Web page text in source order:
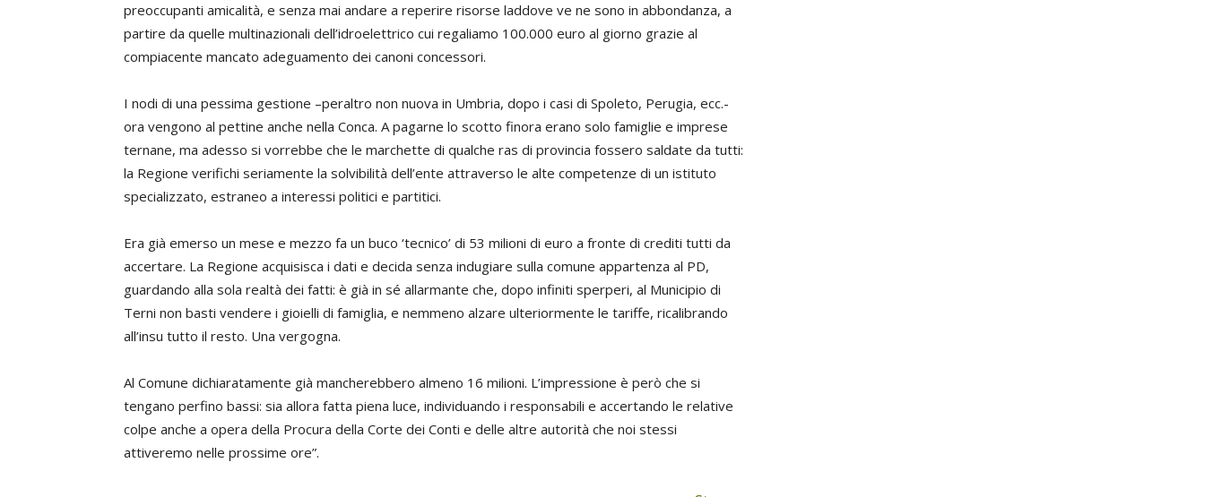
preoccupanti amicalità, e senza mai andare a reperire risorse laddove ve ne sono in abbondanza, a
partire da quelle multinazionali dell’idroelettrico cui regaliamo 100.000 euro al giorno grazie al
compiacente mancato adeguamento dei canoni concessori.
I nodi di una pessima gestione –peraltro non nuova in Umbria, dopo i casi di Spoleto, Perugia, ecc.-
ora vengono al pettine anche nella Conca. A pagarne lo scotto finora erano solo famiglie e imprese
ternane, ma adesso si vorrebbe che le marchette di qualche ras di provincia fossero saldate da tutti:
la Regione verifichi seriamente la solvibilità dell’ente attraverso le alte competenze di un istituto
specializzato, estraneo a interessi politici e partitici.
Era già emerso un mese e mezzo fa un buco ‘tecnico’ di 53 milioni di euro a fronte di crediti tutti da
accertare. La Regione acquisisca i dati e decida senza indugiare sulla comune appartenza al PD,
guardando alla sola realtà dei fatti: è già in sé allarmante che, dopo infiniti sperperi, al Municipio di
Terni non basti vendere i gioielli di famiglia, e nemmeno alzare ulteriormente le tariffe, ricalibrando
all’insu tutto il resto. Una vergogna.
Al Comune dichiaratamente già mancherebbero almeno 16 milioni. L’impressione è però che si
tengano perfino bassi: sia allora fatta piena luce, individuando i responsabili e accertando le relative
colpe anche a opera della Procura della Corte dei Conti e delle altre autorità che noi stessi
attiveremo nelle prossime ore”.